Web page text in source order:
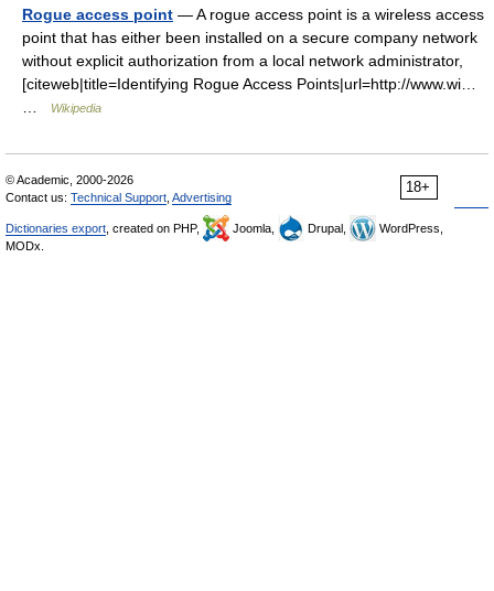
Rogue access point — A rogue access point is a wireless access
point that has either been installed on a secure company network
without explicit authorization from a local network administrator,
[citeweb|title=Identifying Rogue Access Points|url=http://www.wi…
Wikipedia
18+
© Academic, 2000-2026
Contact us: Technical Support Advertising
Dictionaries export , created on PHP, Joomla, Drupal,
WordPress,
MODx.